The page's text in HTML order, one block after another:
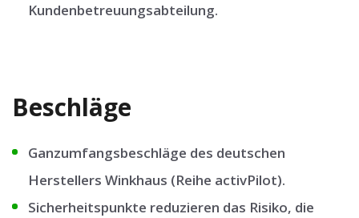
Kundenbetreuungsabteilung.
Beschläge
Ganzumfangsbeschläge des deutschen
Herstellers Winkhaus (Reihe activPilot).
Sicherheitspunkte reduzieren das Risiko, die